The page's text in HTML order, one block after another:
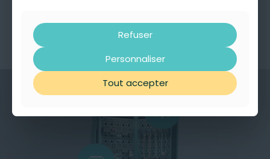
Refuser
Personnaliser
Tout accepter
Refuser
Personnaliser
Tout accepter